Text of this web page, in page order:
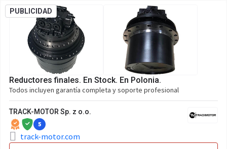
PUBLICIDAD
Reductores finales. En Stock. En Polonia.
Todos incluyen garantía completa y soporte profesional
TRACK-MOTOR Sp. z o.o.
5
track-motor.com